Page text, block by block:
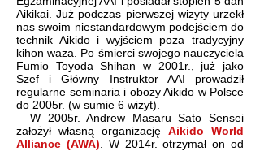
Aikikai. Już podczas pierwszej wizyty urzekł
nas swoim niestandardowym podejściem do
technik Aikido i wyjściem poza tradycyjny
kihon waza. Po śmierci swojego nauczyciela
Fumio Toyoda Shihan w 2001r., już jako
Szef i Główny Instruktor AAI prowadził
regularne seminaria i obozy Aikido w Polsce
do 2005r. (w sumie 6 wizyt).
W 2005r. Andrew Masaru Sato Sensei
założył własną organizację Aikido World
Alliance (AWA) . W 2014r. otrzymał on od